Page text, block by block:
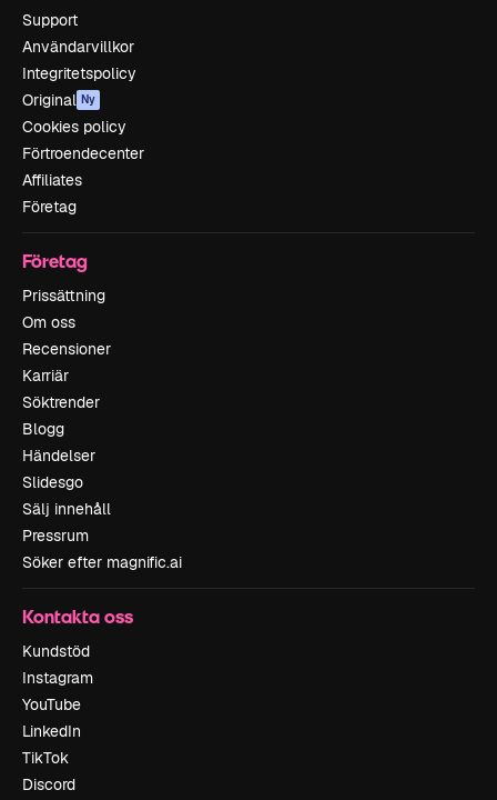
Support
Användarvillkor
Integritetspolicy
Original Ny
Cookies policy
Förtroendecenter
Affiliates
Företag
Företag
Prissättning
Om oss
Recensioner
Karriär
Söktrender
Blogg
Händelser
Slidesgo
Sälj innehåll
Pressrum
Söker efter magnific.ai
Kontakta oss
Kundstöd
Instagram
YouTube
LinkedIn
TikTok
Discord